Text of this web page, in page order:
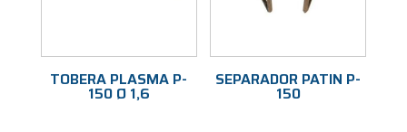
TOBERA PLASMA P-
150 Ø 1,6
SEPARADOR PATIN P-
150